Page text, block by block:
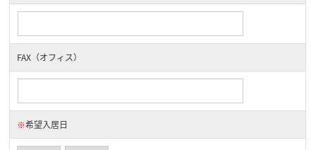
FAX（オフィス）
※希望入居日